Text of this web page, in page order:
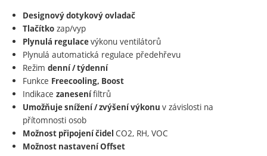
Co je Rekuperace ?
Rekuperacidefinujeme jakozpětné využití tepla z odváděného
vzduchu.
Rekuperátor(rekuperační hliníkový deskový výměník
teplo vzduchu z odsávaného prostoru k ohřevu chladného
vzduchu přiváděného z venkovního prostředí.
Přiváděný a odváděný vzduch jsou od sebe odděleny deskou
takže nedochází k jejich promísení.
Zajistí se tak maximální přenos tepla.
Designový dotykový ovladač
Tlačítko zap/vyp
Plynulá regulacevýkonu ventilátorů
Plynulá automatická regulace předehřevu
Režimdenní / týdenní
Funkce Freecooling, Boost
Indikacezanesenífiltrů
Umožňujesnížení / zvýšení výkonuv závislosti na
přítomnosti osob
Možnost připojení čidelCO2, RH, VOC
Možnost nastavení Offset